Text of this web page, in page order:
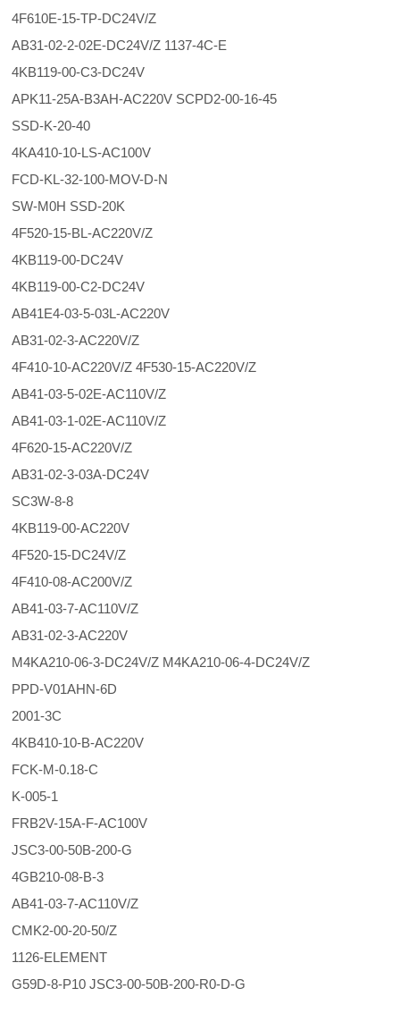
4F610E-15-TP-DC24V/Z
AB31-02-2-02E-DC24V/Z 1137-4C-E
4KB119-00-C3-DC24V
APK11-25A-B3AH-AC220V SCPD2-00-16-45
SSD-K-20-40
4KA410-10-LS-AC100V
FCD-KL-32-100-MOV-D-N
SW-M0H SSD-20K
4F520-15-BL-AC220V/Z
4KB119-00-DC24V
4KB119-00-C2-DC24V
AB41E4-03-5-03L-AC220V
AB31-02-3-AC220V/Z
4F410-10-AC220V/Z 4F530-15-AC220V/Z
AB41-03-5-02E-AC110V/Z
AB41-03-1-02E-AC110V/Z
4F620-15-AC220V/Z
AB31-02-3-03A-DC24V
SC3W-8-8
4KB119-00-AC220V
4F520-15-DC24V/Z
4F410-08-AC200V/Z
AB41-03-7-AC110V/Z
AB31-02-3-AC220V
M4KA210-06-3-DC24V/Z M4KA210-06-4-DC24V/Z
PPD-V01AHN-6D
2001-3C
4KB410-10-B-AC220V
FCK-M-0.18-C
K-005-1
FRB2V-15A-F-AC100V
JSC3-00-50B-200-G
4GB210-08-B-3
AB41-03-7-AC110V/Z
CMK2-00-20-50/Z
1126-ELEMENT
G59D-8-P10 JSC3-00-50B-200-R0-D-G